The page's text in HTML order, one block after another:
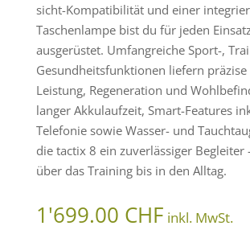
sicht-Kompatibilität und einer
Taschenlampe bist du für jeden
ausgerüstet. Umfangreiche Sport-,
Gesundheitsfunktionen liefern präzise
Leistung, Regeneration und
langer Akkulaufzeit, Smart-Features
Telefonie sowie Wasser- und
die tactix 8 ein zuverlässiger Begleiter
über das Training bis in den Alltag.
1'699.00 CHF inkl. MwSt.